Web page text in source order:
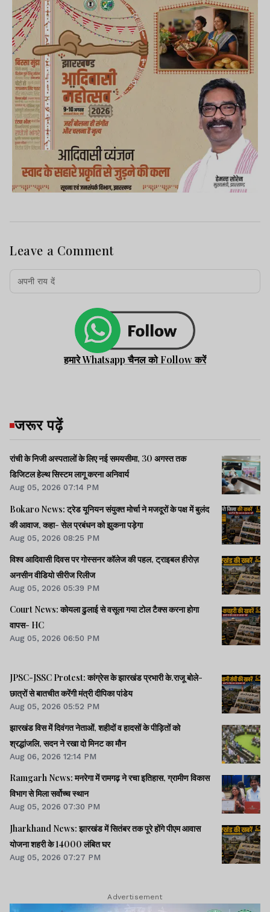
Leave a Comment
हमारे Whatsapp चैनल को Follow करें
जरूर पढ़ें
रांची के निजी अस्पतालों के लिए नई समयसीमा, 30 अगस्त तक
डिजिटल हेल्थ सिस्टम लागू करना अनिवार्य
Aug 05, 2026 07:14 PM
Bokaro News: ट्रेड यूनियन संयुक्त मोर्चा ने मजदूरों के पक्ष में बुलंद
की आवाज, कहा- सेल प्रबंधन को झुकना पड़ेगा
Aug 05, 2026 08:25 PM
विश्व आदिवासी दिवस पर गोस्सनर कॉलेज की पहल, ट्राइबल हीरोज़
अनसीन वीडियो सीरीज रिलीज
Aug 05, 2026 05:39 PM
Court News: कोयला ढुलाई से वसूला गया टोल टैक्स करना होगा
वापस- HC
Aug 05, 2026 06:50 PM
JPSC-JSSC Protest: कांग्रेस के झारखंड प्रभारी के.राजू बोले-
छात्रों से बातचीत करेंगी मंत्री दीपिका पांडेय
Aug 05, 2026 05:52 PM
झारखंड विस में दिवंगत नेताओं, शहीदों व हादसों के पीड़ितों को
श्रद्धांजलि, सदन ने रखा दो मिनट का मौन
Aug 06, 2026 12:14 PM
Ramgarh News: मनरेगा में रामगढ़ ने रचा इतिहास, ग्रामीण विकास
विभाग से मिला सर्वोच्च स्थान
Aug 05, 2026 07:30 PM
Jharkhand News: झारखंड में सितंबर तक पूरे होंगे पीएम आवास
योजना शहरी के 14000 लंबित घर
Aug 05, 2026 07:27 PM
Advertisement